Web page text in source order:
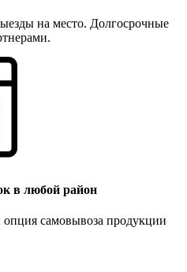
на место. Долгосрочные
в любой район
самовывоза продукции